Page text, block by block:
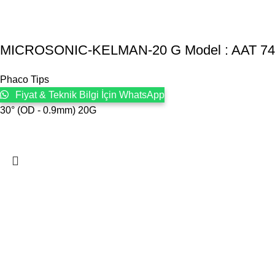
MICROSONIC-KELMAN-20 G Model : AAT
Phaco Tips
Fiyat & Teknik Bilgi İçin WhatsApp
30° (OD - 0.9mm) 20G